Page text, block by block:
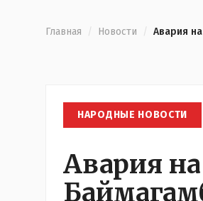
Главная / Новости / Авария
НАРОДНЫЕ НОВОСТИ
Авария